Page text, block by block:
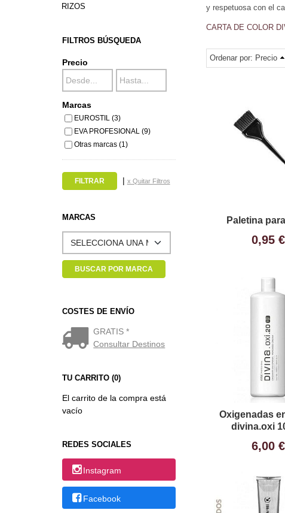
RIZOS
FILTROS BÚSQUEDA
Precio
Marcas
EUROSTIL (3)
EVA PROFESIONAL (9)
Otras marcas (1)
| x Quitar Filtros
MARCAS
COSTES DE ENVÍO
GRATIS *
Consultar Destinos
TU CARRITO (0)
El carrito de la compra está
vacío
REDES SOCIALES
Instagram
Facebook
y respetuosa con el
CARTA DE COLOR
Ordenar por: Precio
Paletina
0,95 €
Oxigenadas
divina.oxi
6,00 €